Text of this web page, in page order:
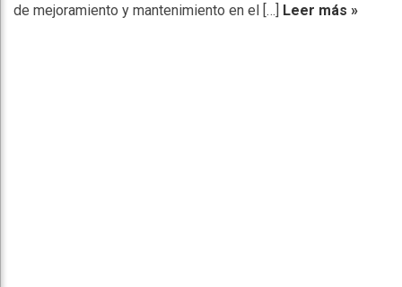
de mejoramiento y mantenimiento en el […] Leer más »